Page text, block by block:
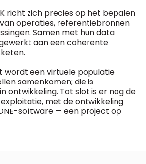
richt zich precies op het bepalen
operaties, referentiebronnen
Samen met hun data
aan een coherente
wordt een virtuele populatie
samenkomen; die is
ontwikkeling. Tot slot is er nog de
met de ontwikkeling
software — een project op